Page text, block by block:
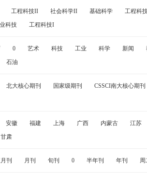
工程科技II 社会科学II 基础科学 工程科
科技 工程科技I
0 艺术 科技 工业 科学 新闻
石油
北大核心期刊 国家级期刊 CSSCI南大核心期刊
安徽 福建 上海 广西 内蒙古 江苏
甘肃
刊 月刊 旬刊 0 半年刊 年刊 周